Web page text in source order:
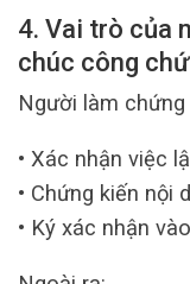
4. Vai trò của
chúc công
Người làm
• Xác nhận việc
• Chứng kiến nội
• Ký xác nhận